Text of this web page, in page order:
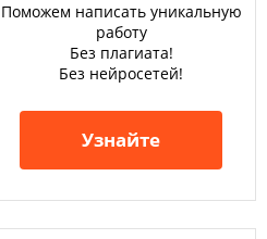
Поможем написать уникальную
работу
Без плагиата!
Без нейросетей!
Узнайте